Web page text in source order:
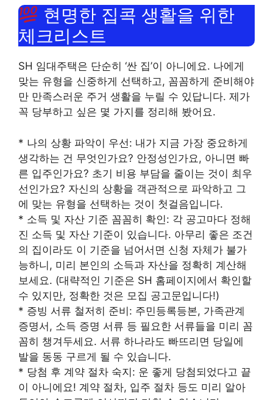
현명한 집콕 생활을 위한
체크리스트
SH 임대주택은 단순히 ‘싼 집’이 아니에요. 나에게
맞는 유형을 신중하게 선택하고, 꼼꼼하게 준비해야
만 만족스러운 주거 생활을 누릴 수 있답니다. 제가
꼭 당부하고 싶은 몇 가지를 정리해 봤어요.
* 나의 상황 파악이 우선: 내가 지금 가장 중요하게
생각하는 건 무엇인가요? 안정성인가요, 아니면 빠
른 입주인가요? 초기 비용 부담을 줄이는 것이 최우
선인가요? 자신의 상황을 객관적으로 파악하고 그
에 맞는 유형을 선택하는 것이 첫걸음입니다.
* 소득 및 자산 기준 꼼꼼히 확인: 각 공고마다 정해
진 소득 및 자산 기준이 있습니다. 아무리 좋은 조건
의 집이라도 이 기준을 넘어서면 신청 자체가 불가
능하니, 미리 본인의 소득과 자산을 정확히 계산해
보세요. (대략적인 기준은 SH 홈페이지에서 확인할
수 있지만, 정확한 것은 모집 공고문입니다!)
* 증빙 서류 철저히 준비: 주민등록등본, 가족관계
증명서, 소득 증명 서류 등 필요한 서류들을 미리 꼼
꼼히 챙겨두세요. 서류 하나라도 빠뜨리면 당일에
발을 동동 구르게 될 수 있습니다.
* 당첨 후 계약 절차 숙지: 운 좋게 당첨되었다고 끝
이 아니에요! 계약 절차, 입주 절차 등도 미리 알아